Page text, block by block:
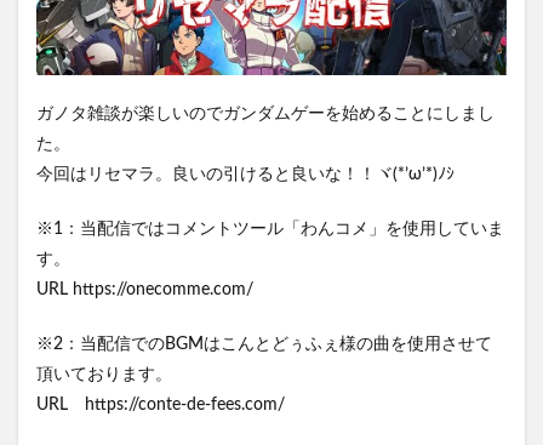
ガノタ雑談が楽しいのでガンダムゲーを始めることにしまし
た。
今回はリセマラ。良いの引けると良いな！！ヾ(*’ω’*)ﾉｼ
※1：当配信ではコメントツール「わんコメ」を使用していま
す。
URL https://onecomme.com/
※2：当配信でのBGMはこんとどぅふぇ様の曲を使用させて
頂いております。
URL https://conte-de-fees.com/